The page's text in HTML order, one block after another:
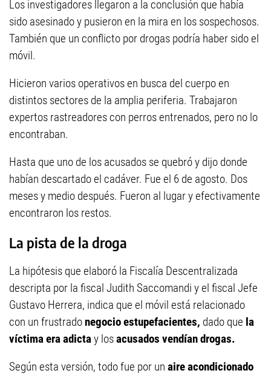
Los investigadores llegaron a la conclusión que había
sido asesinado y pusieron en la mira en los sospechosos.
También que un conflicto por drogas podría haber sido el
móvil.
Hicieron varios operativos en busca del cuerpo en
distintos sectores de la amplia periferia. Trabajaron
expertos rastreadores con perros entrenados, pero no lo
encontraban.
Hasta que uno de los acusados se quebró y dijo donde
habían descartado el cadáver. Fue el 6 de agosto. Dos
meses y medio después. Fueron al lugar y efectivamente
encontraron los restos.
La pista de la droga
La hipótesis que elaboró la Fiscalía Descentralizada
descripta por la fiscal Judith Saccomandi y el fiscal Jefe
Gustavo Herrera, indica que el móvil está relacionado
con un frustradonegocio estupefacientes, dado que la
víctima era adictay losacusados vendían drogas.
Según esta versión, todo fue por un aire acondicionado